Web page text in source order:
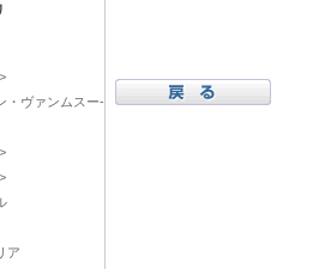
・ヴァンムスー-
ア